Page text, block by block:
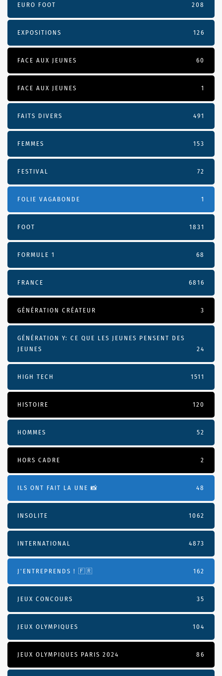
EURO FOOT 208
EXPOSITIONS 126
FACE AUX JEUNES 60
FACE AUX JEUNES 1
FAITS DIVERS 491
FEMMES 153
FESTIVAL 72
FOLIE VAGABONDE 1
FOOT 1831
FORMULE 1 68
FRANCE 6816
GÉNÉRATION CRÉATEUR 3
GÉNÉRATION Y: CE QUE LES JEUNES PENSENT DES
JEUNES
24
HIGH TECH 1511
HISTOIRE 120
HOMMES 52
HORS CADRE 2
ILS ONT FAIT LA UNE 📸 48
INSOLITE 1062
INTERNATIONAL 4873
J'ENTREPRENDS ! 🇫🇷 162
JEUX CONCOURS 35
JEUX OLYMPIQUES 104
JEUX OLYMPIQUES PARIS 2024 86